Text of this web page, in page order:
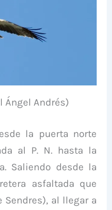
Ángel Andrés)
la puerta norte
al P. N. hasta la
Saliendo desde la
asfaltada que
Sendres), al llegar a